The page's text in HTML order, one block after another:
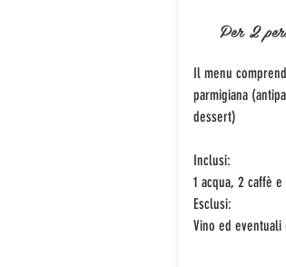
Per 2
Il menu
parmigiana
dessert)
Inclusi:
1 acqua, 2 caffè
Esclusi:
Vino ed eventuali